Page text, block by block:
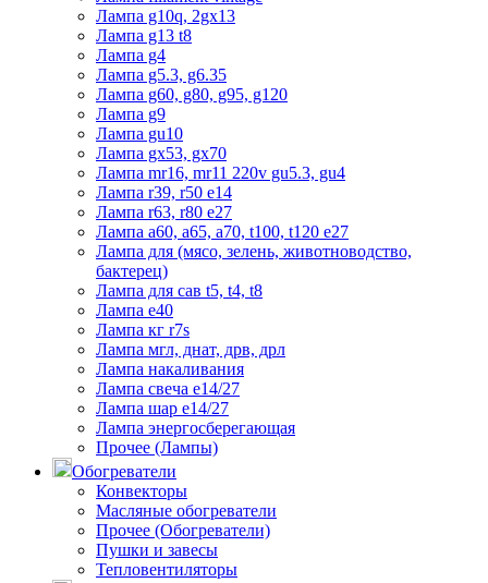
Лампа g10q, 2gx13
Лампа g13 t8
Лампа g4
Лампа g5.3, g6.35
Лампа g60, g80, g95, g120
Лампа g9
Лампа gu10
Лампа gx53, gx70
Лампа mr16, mr11 220v gu5.3, gu4
Лампа r39, r50 е14
Лампа r63, r80 е27
Лампа а60, а65, а70, t100, t120 е27
Лампа для (мясо, зелень, животноводство,
бактерец)
Лампа для сав t5, t4, t8
Лампа е40
Лампа кг r7s
Лампа мгл, днат, дрв, дрл
Лампа накаливания
Лампа свеча е14/27
Лампа шар е14/27
Лампа энергосберегающая
Прочее (Лампы)
Обогреватели
Конвекторы
Масляные обогреватели
Прочее (Обогреватели)
Пушки и завесы
Тепловентиляторы